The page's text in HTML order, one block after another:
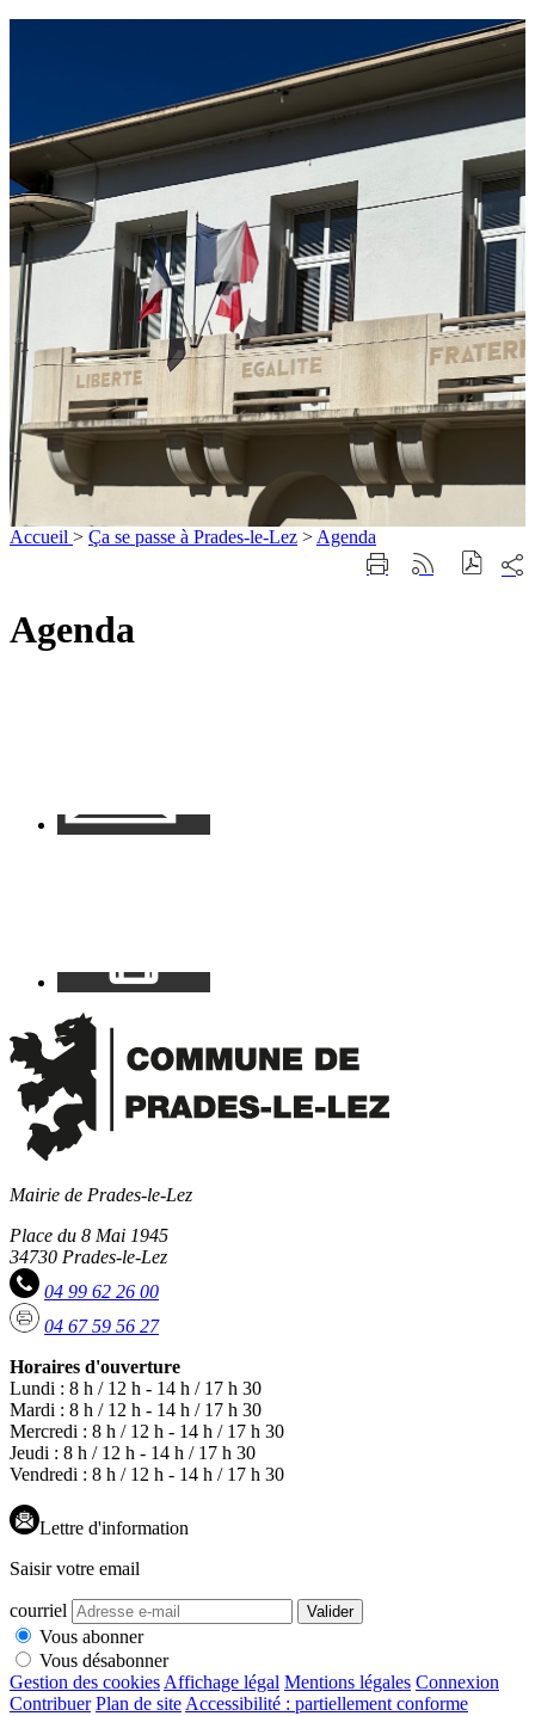
Accueil > Ça se passe à Prades-le-Lez > Agenda
ImprimerGénérer
sur
Agenda
Mairie de Prades-le-Lez
Place du 8 Mai 1945
34730 Prades-le-Lez
04 99 62 26 00
04 67 59 56 27
Horaires d'ouverture
Lundi : 8 h / 12 h - 14 h / 17 h 30
Mardi : 8 h / 12 h - 14 h / 17 h 30
Mercredi : 8 h / 12 h - 14 h / 17 h 30
Jeudi : 8 h / 12 h - 14 h / 17 h 30
Vendredi : 8 h / 12 h - 14 h / 17 h 30
Lettre d'information
Saisir votre email
courriel Valider
Vous abonner
Vous désabonner
Gestion des cookies Affichage légal Mentions légales Connexion
Contribuer Plan de site Accessibilité : partiellement conforme